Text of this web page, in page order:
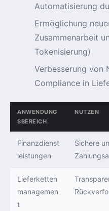
Automatisierung
Ermöglichung
Zusammenarbeit
Tokenisierung)
Verbesserung von
Compliance in
ANWENDUNG
SBEREICH
NUTZEN
Finanzdienst
leistungen
Sichere
Lieferketten
managemen
t